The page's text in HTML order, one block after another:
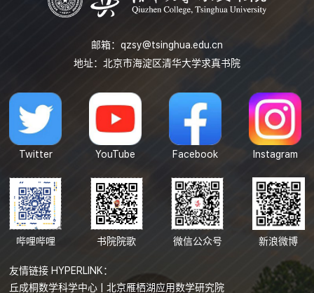
邮箱： qzsy@tsinghua.edu.cn
地址：北京市海淀区清华大学求真书院
Twitter YouTube Facebook Instagram
哔哩哔哩 书院院歌 微信公众号 新浪微博
友情链接 HYPERLINK：
丘成桐数学科学中心 |北京雁栖湖应用数学研究院